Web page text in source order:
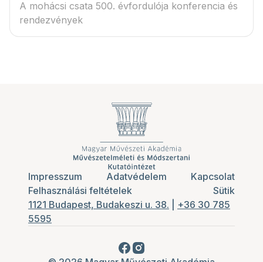
A mohácsi csata 500. évfordulója konferencia és
rendezvények
Impresszum Adatvédelem
Kapcsolat
Felhasználási feltételek
Sütik
1121 Budapest, Budakeszi u. 38.
+36 30 785
5595